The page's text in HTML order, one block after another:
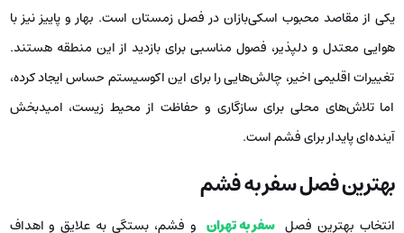
یکی از مقاصد محبوب اسکی‌بازان در فصل زمستان است. بهار و پاییز نیز با
هوایی معتدل و دلپذیر، فصول مناسبی برای بازدید از این منطقه هستند.
تغییرات اقلیمی اخیر، چالش‌هایی را برای این اکوسیستم حساس ایجاد کرده،
اما تلاش‌های محلی برای سازگاری و حفاظت از محیط زیست، امیدبخش
آینده‌ای پایدار برای فشم است.
بهترین فصل سفر به فشم
انتخاب بهترین فصل سفر به تهران و فشم، بستگی به علایق و اهداف